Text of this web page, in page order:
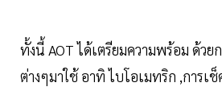
ทั้งนี้ AOT ได้เตรียมความพร้อม ด้วย
ต่างๆมาใช้ อาทิ ไบโอเมทริก ,การเ